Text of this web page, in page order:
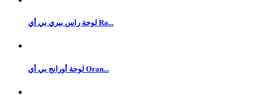
لوحة راس بيري بي أي Ra...
لوحة أورانج بي أي Oran...